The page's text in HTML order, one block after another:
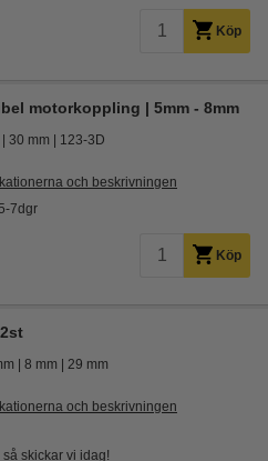
Köp
motorkoppling | 5mm - 8mm
30 mm 123-3D
och beskrivningen
7dgr
Köp
8 mm 29 mm
och beskrivningen
så skickar vi idag!